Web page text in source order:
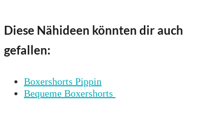
Diese Nähideen könnten dir auch
gefallen:
Boxershorts Pippin
Bequeme Boxershorts